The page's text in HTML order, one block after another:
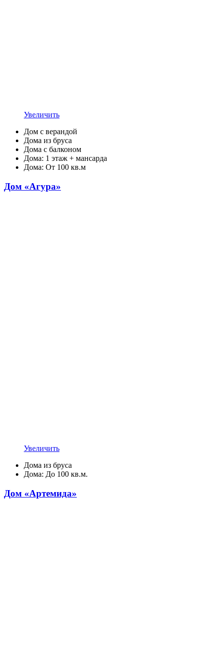
Увеличить
Дом с верандой
Дома из бруса
Дома с балконом
Дома: 1 этаж + мансарда
Дома: От 100 кв.м
Дом «Агура»
Увеличить
Дома из бруса
Дома: До 100 кв.м.
Дом «Артемида»